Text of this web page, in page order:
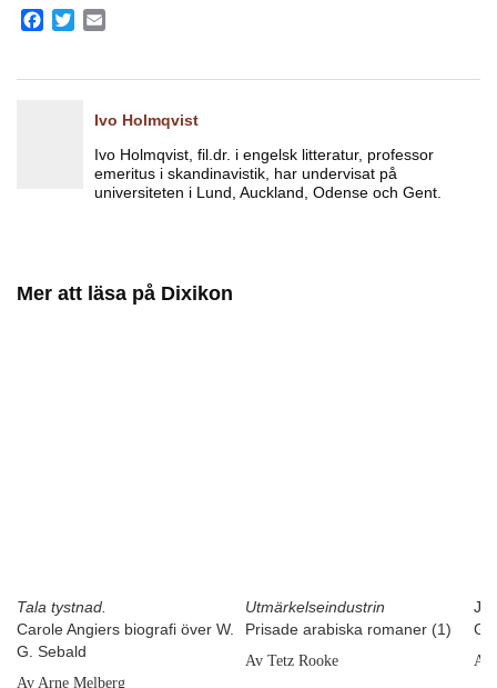
Facebook
Twitter
Ivo Holmqvist
Ivo Holmqvist, fil.dr. i engelsk litteratur, professor
emeritus i skandinavistik, har undervisat på
universiteten i Lund, Auckland, Odense och Gent.
Mer att läsa på Dixikon
Tala tystnad.
Carole Angiers biografi över W.
G. Sebald
Av Arne Melberg
Utmärkelseindustrin
Prisade arabiska romaner (1)
Av Tetz Rooke
Av